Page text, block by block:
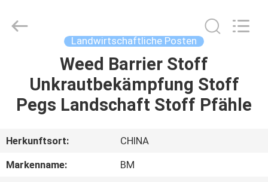
HAUSE
VIDEOS
Exporting
Landwirtschaftliche Posten
Weed Barrier Stoff
Unkrautbekämpfung Stoff
Pegs Landschaft Stoff Pfähle
Herkunftsort:
CHINA
Markenname:
BM